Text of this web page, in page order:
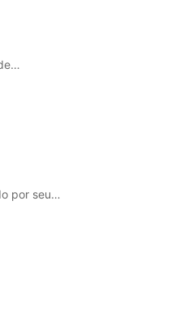
por seu…